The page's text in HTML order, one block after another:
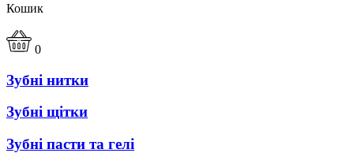
Кошик
0
Зубні нитки
Зубні щітки
Зубні пасти та гелі